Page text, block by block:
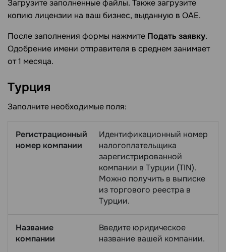
Загрузите заполненные файлы. Также загрузите
копию лицензии на ваш бизнес, выданную в ОАЕ.
После заполнения формы нажмите Подать заявку.
Одобрение имени отправителя в среднем занимает
от 1 месяца.
Турция
Заполните необходимые поля:
Регистрационный
номер компании
Идентификационный номер
налогоплательщика
зарегистрированной
компании в Турции (TIN).
Можно получить в выписке
из торгового реестра в
Турции.
Название
компании
Введите юридическое
название вашей компании.